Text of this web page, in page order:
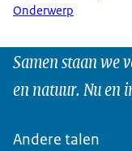
Onderwerp
Samen staan we
en natuur. Nu en
Andere talen